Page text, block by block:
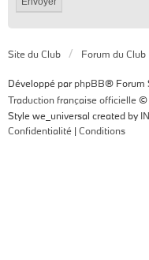
Site du Club Forum du Club
Développé parphpBB® Forum
Traduction française officielle ©
Style we_universal created by
Confidentialité | Conditions